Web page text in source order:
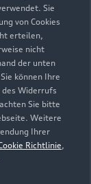
Sie
von Cookies
erteilen,
nicht
der unten
können Ihre
Widerrufs
Sie bitte
Weitere
Ihrer
Richtlinie,